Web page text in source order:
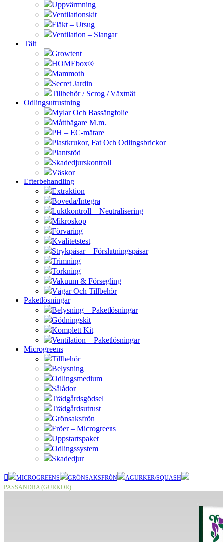
Uppvärmning
Ventilationskit
Fläkt – Utsug
Ventilation – Slangar
Tält
Growtent
HOMEbox®
Mammoth
Secret Jardin
Tillbehör / Scrog / Växtnät
Odlingsutrustning
Mylar Och Bassängfolie
Måttbägare M.m.
PH – EC-mätare
Plastkrukor, Fat Och Odlingsbrickor
Plantstöd
Skadedjurskontroll
Väskor
Efterbehandling
Extraktion
Boveda/Integra
Luktkontroll – Neutralisering
Mikroskop
Förvaring
Kvalitetstest
Strykpåsar – Förslutningspåsar
Trimning
Torkning
Vakuum & Försegling
Vågar Och Tillbehör
Paketlösningar
Belysning – Paketlösningar
Gödningskit
Komplett Kit
Ventilation – Paketlösningar
Microgreens
Tillbehör
Belysning
Odlingsmedium
Sålådor
Trädgårdsgödsel
Trädgårdsutrust
Grönsaksfrön
Fröer – Microgreens
Uppstartspaket
Odlingssystem
Skadedjur
MICROGREENS GRÖNSAKSFRÖN
AGURKER/SQUASH
PASSANDRA (GURKOR)